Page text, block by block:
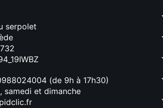
serpolet
(de 9h à 17h30)
samedi et dimanche